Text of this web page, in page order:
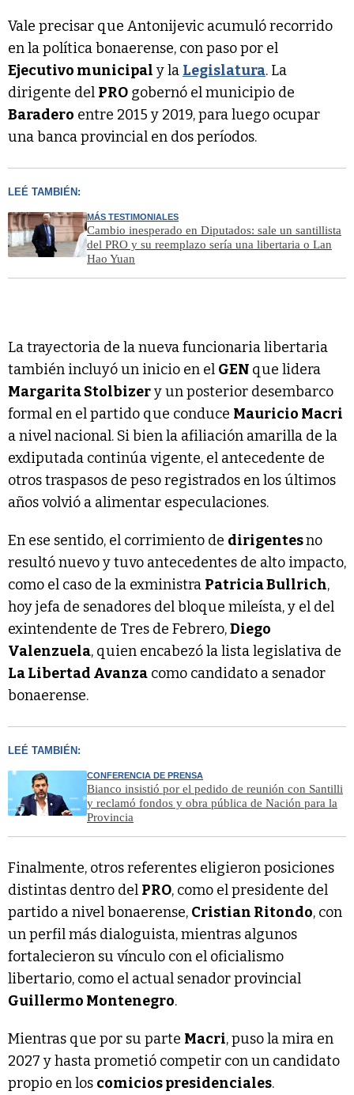
Vale precisar que Antonijevic acumuló recorrido
en la política bonaerense, con paso por el
Ejecutivo municipal y la Legislatura. La
dirigente del PRO gobernó el municipio de
Baradero entre 2015 y 2019, para luego ocupar
una banca provincial en dos períodos.
LEÉ TAMBIÉN:
MÁS TESTIMONIALES
Cambio inesperado en Diputados: sale un santillista
del PRO y su reemplazo sería una libertaria o Lan
Hao Yuan
La trayectoria de la nueva funcionaria libertaria
también incluyó un inicio en el GEN que lidera
Margarita Stolbizery un posterior desembarco
formal en el partido que conduce Mauricio Macri
a nivel nacional. Si bien la afiliación amarilla de la
exdiputada continúa vigente, el antecedente de
otros traspasos de peso registrados en los últimos
años volvió a alimentar especulaciones.
En ese sentido, el corrimiento de dirigentesno
resultó nuevo y tuvo antecedentes de alto impacto,
como el caso de la exministra Patricia Bullrich,
hoy jefa de senadores del bloque mileísta, y el del
exintendente de Tres de Febrero,Diego
Valenzuela, quien encabezó la lista legislativa de
La Libertad Avanza como candidato a senador
bonaerense.
LEÉ TAMBIÉN:
CONFERENCIA DE PRENSA
Bianco insistió por el pedido de reunión con Santilli
y reclamó fondos y obra pública de Nación para la
Provincia
Finalmente, otros referentes eligieron posiciones
distintas dentro del PRO, como el presidente del
partido a nivel bonaerense, Cristian Ritondo, con
un perfil más dialoguista, mientras algunos
fortalecieron su vínculo con el oficialismo
libertario, como el actual senador provincial
Guillermo Montenegro.
Mientras que por su parte Macri, puso la mira en
2027 y hasta prometió competir con un candidato
propio en los comicios presidenciales.